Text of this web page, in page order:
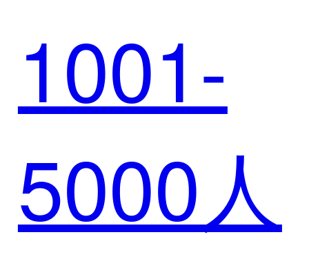
型
例 | 璞
华赋能
1001-
5000人